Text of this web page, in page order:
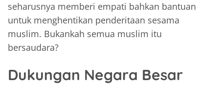
seharusnya memberi empati bahkan bantuan
untuk menghentikan penderitaan sesama
muslim. Bukankah semua muslim itu
bersaudara?
Dukungan Negara Besar